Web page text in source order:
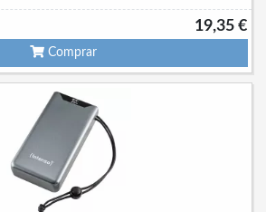
19,35 €
Comprar